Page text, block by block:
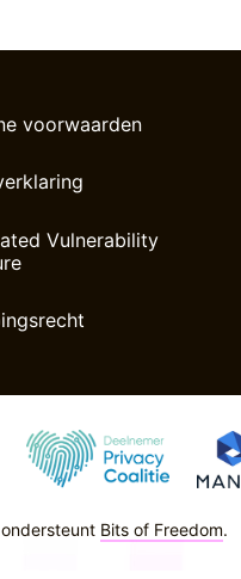
voorwaarden
Vulnerability
Bits of Freedom.